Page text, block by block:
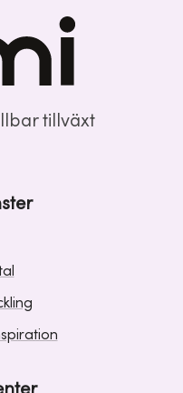
tillväxt